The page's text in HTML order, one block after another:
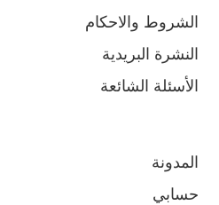
الشروط والاحكام
النشرة البريدية
الأسئلة الشائعة
المدونة
حسابي